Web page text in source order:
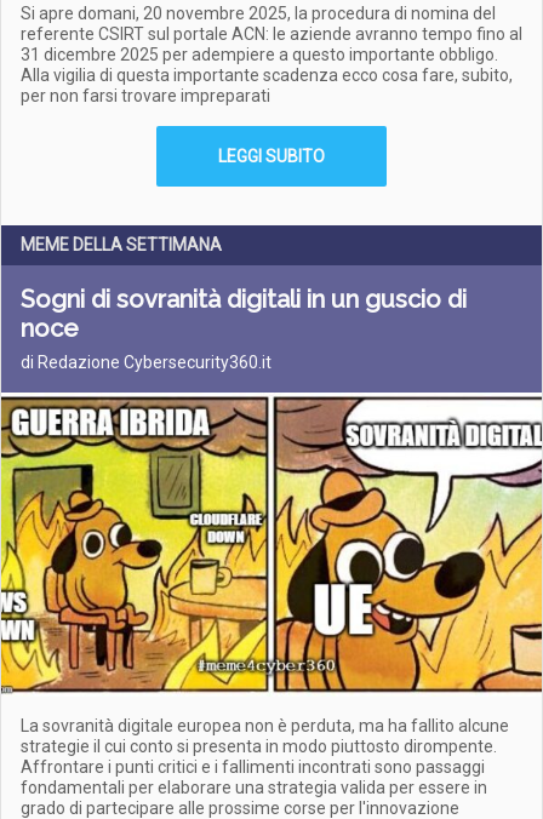
Si apre domani, 20 novembre 2025, la procedura di nomina del
referente CSIRT sul portale ACN: le aziende avranno tempo fino al
31 dicembre 2025 per adempiere a questo importante obbligo.
Alla vigilia di questa importante scadenza ecco cosa fare, subito,
per non farsi trovare impreparati
LEGGI SUBITO
MEME DELLA SETTIMANA
Sogni di sovranità digitali in un guscio di
noce
di Redazione Cybersecurity360.it
La sovranità digitale europea non è perduta, ma ha fallito alcune
strategie il cui conto si presenta in modo piuttosto dirompente.
Affrontare i punti critici e i fallimenti incontrati sono passaggi
fondamentali per elaborare una strategia valida per essere in
grado di partecipare alle prossime corse per l'innovazione